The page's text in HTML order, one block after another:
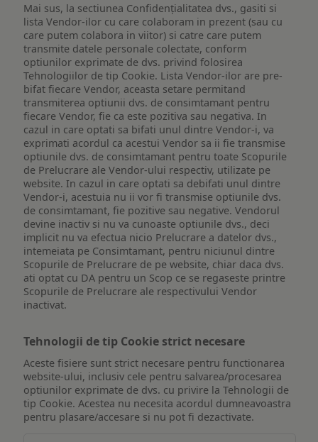
Mai sus, la sectiunea Confidențialitatea dvs., gasiti si
lista Vendor-ilor cu care colaboram in prezent (sau cu
care putem colabora in viitor) si catre care putem
transmite datele personale colectate, conform
optiunilor exprimate de dvs. privind folosirea
Tehnologiilor de tip Cookie. Lista Vendor-ilor are pre-
bifat fiecare Vendor, aceasta setare permitand
transmiterea optiunii dvs. de consimtamant pentru
fiecare Vendor, fie ca este pozitiva sau negativa. In
cazul in care optati sa bifati unul dintre Vendor-i, va
exprimati acordul ca acestui Vendor sa ii fie transmise
optiunile dvs. de consimtamant pentru toate Scopurile
de Prelucrare ale Vendor-ului respectiv, utilizate pe
website. In cazul in care optati sa debifati unul dintre
Vendor-i, acestuia nu ii vor fi transmise optiunile dvs.
de consimtamant, fie pozitive sau negative. Vendorul
devine inactiv si nu va cunoaste optiunile dvs., deci
implicit nu va efectua nicio Prelucrare a datelor dvs.,
intemeiata pe Consimtamant, pentru niciunul dintre
Scopurile de Prelucrare de pe website, chiar daca dvs.
ati optat cu DA pentru un Scop ce se regaseste printre
Scopurile de Prelucrare ale respectivului Vendor
inactivat.
Tehnologii de tip Cookie strict necesare
Aceste fisiere sunt strict necesare pentru functionarea
website-ului, inclusiv cele pentru salvarea/procesarea
optiunilor exprimate de dvs. cu privire la Tehnologii de
tip Cookie. Acestea nu necesita acordul dumneavoastra
pentru plasare/accesare si nu pot fi dezactivate.